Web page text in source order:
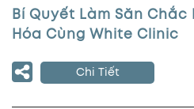
Bí Quyết Làm Săn
Hóa Cùng White Clinic
Chi Tiết